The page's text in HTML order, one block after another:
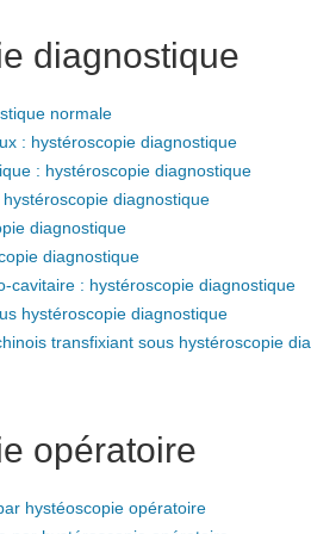
diagnostique
normale
: hystéroscopie diagnostique
: hystéroscopie diagnostique
diagnostique
diagnostique
diagnostique
cavitaire : hystéroscopie diagnostique
hystéroscopie diagnostique
transfixiant sous hystéroscopie
opératoire
hystéoscopie opératoire